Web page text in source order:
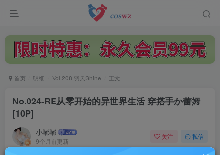
首页 明细 Vol.208 羽天Shine 正文
No.024-RE从零开始的异世界生活 穿搭手か蕾姆
[10P]
小嘟嘟
9个月前更新
关注 私信